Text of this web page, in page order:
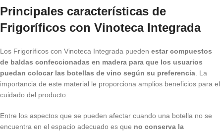
Principales características de
Frigoríficos con Vinoteca Integrada
Los Frigoríficos con Vinoteca Integrada pueden estar compuestos
de baldas confeccionadas en madera para que los usuarios
puedan colocar las botellas de vino según su preferencia . La
importancia de este material le proporciona amplios beneficios para el
cuidado del producto.
Entre los aspectos que se pueden afectar cuando una botella no se
encuentra en el espacio adecuado es que no conserva la